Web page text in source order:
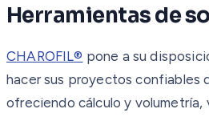
Herramientas de
CHAROFIL® pone a su
hacer sus proyectos confiables
ofreciendo cálculo y volumetría,